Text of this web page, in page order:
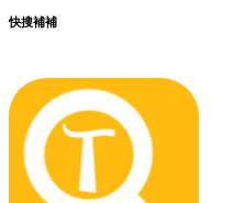
快搜補補